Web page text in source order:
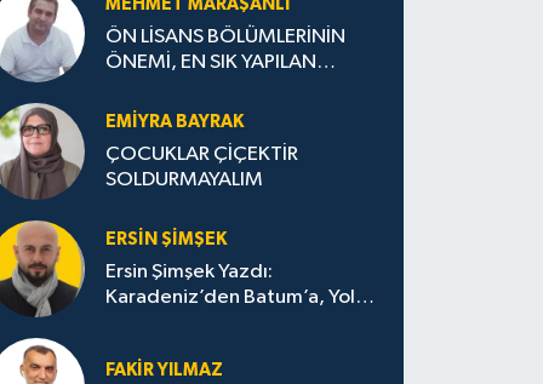
MEHMET MARAŞANLI
ÖN LİSANS BÖLÜMLERİNİN
ÖNEMİ, EN SIK YAPILAN
STRATEJİLERİ
EMIYRA BAYRAK
ÇOCUKLAR ÇİÇEKTİR
SOLDURMAYALIM
ERSIN ŞIMŞEK
Ersin Şimşek Yazdı:
Karadeniz’den Batum’a, Yolun
FAKIR YILMAZ